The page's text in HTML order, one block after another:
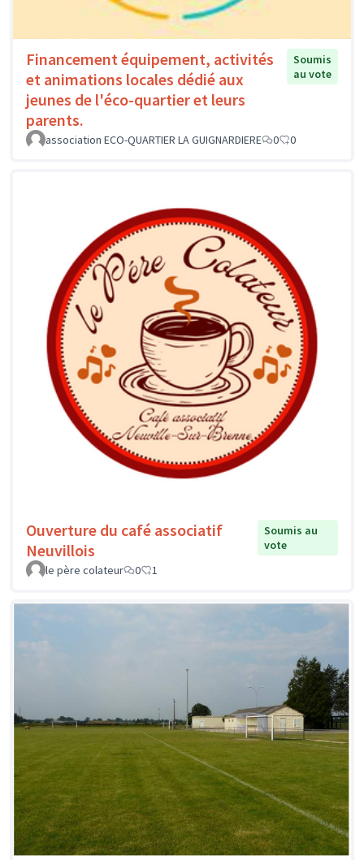
Financement équipement, activités
et animations locales dédié aux
jeunes de l'éco-quartier et leurs
parents.
Soumis
au vote
association ECO-QUARTIER LA GUIGNARDIERE 0 0
Ouverture du café associatif
Neuvillois
Soumis au
vote
le père colateur
0 1